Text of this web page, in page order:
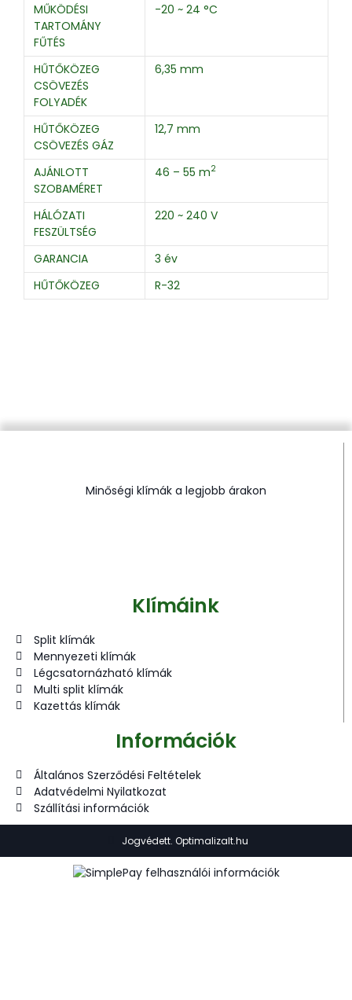
MŰKÖDÉSI
TARTOMÁNY
FŰTÉS
-20 ~ 24 °C
HŰTŐKÖZEG
CSÖVEZÉS
FOLYADÉK
6,35 mm
HŰTŐKÖZEG
CSÖVEZÉS GÁZ
12,7 mm
AJÁNLOTT
SZOBAMÉRET
46 – 55 m2
HÁLÓZATI
FESZÜLTSÉG
220 ~ 240 V
GARANCIA
3 év
HŰTŐKÖZEG
R-32
Minőségi klímák a legjobb árakon
Klímáink
Split klímák
Mennyezeti klímák
Légcsatornázható klímák
Multi split klímák
Kazettás klímák
Információk
Általános Szerződési Feltételek
Adatvédelmi Nyilatkozat
Szállítási információk
Jogvédett. Optimalizalt.hu